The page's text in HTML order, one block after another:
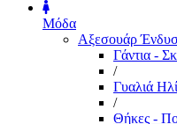
Μόδα
Αξεσουάρ
Γάντια -
/
Γυαλιά
/
Θήκες -